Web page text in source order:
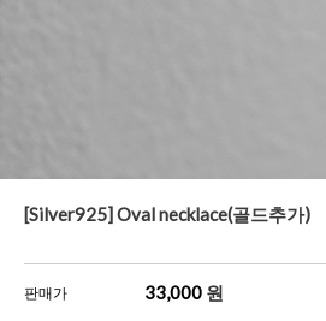
[Silver925] Oval necklace(골드추가)
판매가 33,000 원